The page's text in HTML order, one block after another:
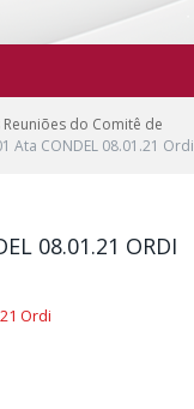
do Comitê de
Ata CONDEL 08.01.21 Ordi
08.01.21 ORDI
Ordi